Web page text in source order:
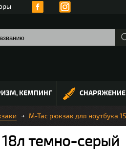
КЕМПИНГ СНАРЯЖЕНИЕ
M-Tac рюкзак для ноутбука
18л темно-серый